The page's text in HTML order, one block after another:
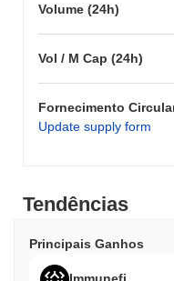
Volume (24h)
Vol / M Cap (24h)
Fornecimento
Update supply form
Tendências
Principais Ganhos
Immunefi